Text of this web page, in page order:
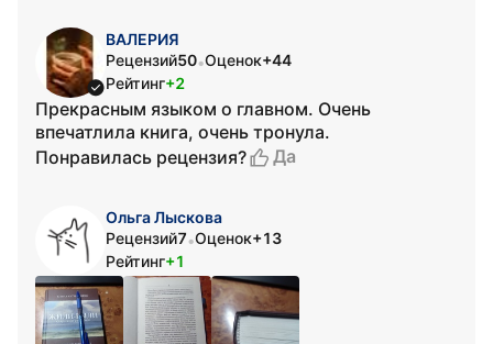
ВАЛЕРИЯ
Рецензий50•Оценок+44
Рейтинг+2
Прекрасным языком о главном. Очень
впечатлила книга, очень тронула.
Понравилась рецензия?
Да
Ольга Лыскова
Рецензий7•Оценок+13
Рейтинг+1